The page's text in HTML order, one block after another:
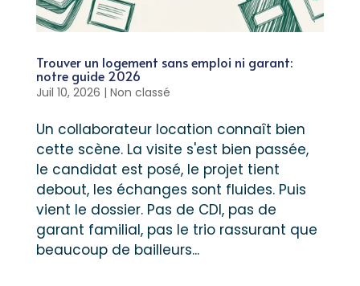
Trouver un logement sans emploi ni garant:
notre guide 2026
Juil 10, 2026 | Non classé
Un collaborateur location connaît bien
cette scène. La visite s'est bien passée,
le candidat est posé, le projet tient
debout, les échanges sont fluides. Puis
vient le dossier. Pas de CDI, pas de
garant familial, pas le trio rassurant que
beaucoup de bailleurs...